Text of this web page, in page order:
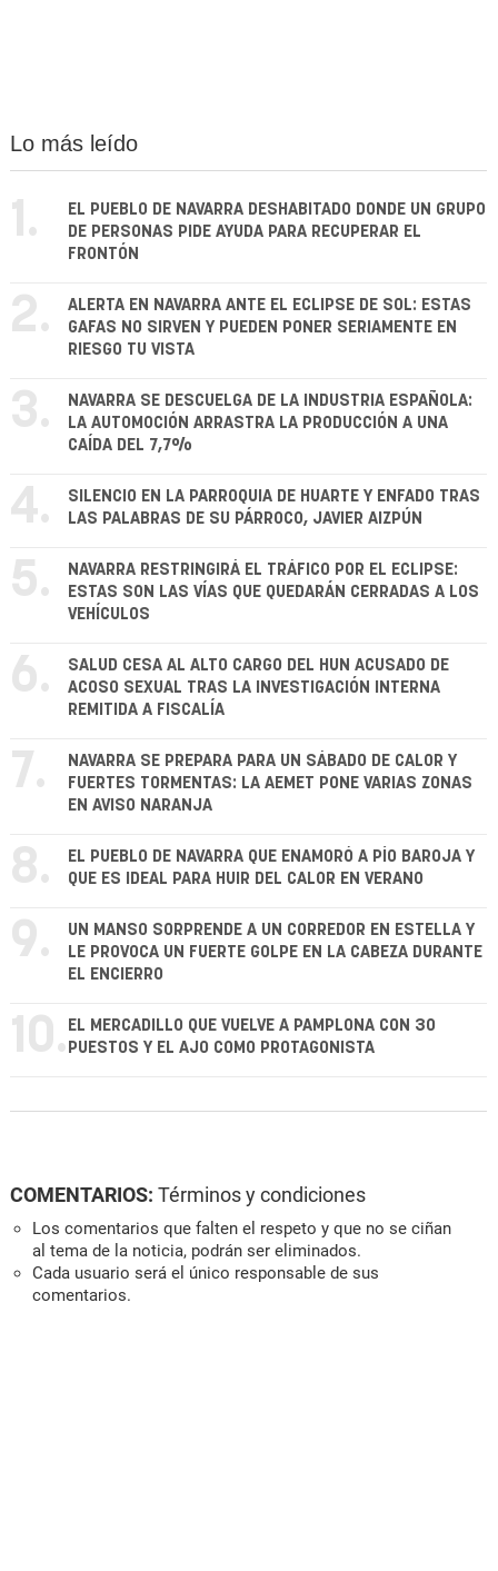
Lo más leído
1.
EL PUEBLO DE NAVARRA DESHABITADO DONDE UN GRUPO
DE PERSONAS PIDE AYUDA PARA RECUPERAR EL
FRONTÓN
2.
ALERTA EN NAVARRA ANTE EL ECLIPSE DE SOL: ESTAS
GAFAS NO SIRVEN Y PUEDEN PONER SERIAMENTE EN
RIESGO TU VISTA
3.
NAVARRA SE DESCUELGA DE LA INDUSTRIA ESPAÑOLA:
LA AUTOMOCIÓN ARRASTRA LA PRODUCCIÓN A UNA
CAÍDA DEL 7,7%
4.
SILENCIO EN LA PARROQUIA DE HUARTE Y ENFADO TRAS
LAS PALABRAS DE SU PÁRROCO, JAVIER AIZPÚN
5.
NAVARRA RESTRINGIRÁ EL TRÁFICO POR EL ECLIPSE:
ESTAS SON LAS VÍAS QUE QUEDARÁN CERRADAS A LOS
VEHÍCULOS
6.
SALUD CESA AL ALTO CARGO DEL HUN ACUSADO DE
ACOSO SEXUAL TRAS LA INVESTIGACIÓN INTERNA
REMITIDA A FISCALÍA
7.
NAVARRA SE PREPARA PARA UN SÁBADO DE CALOR Y
FUERTES TORMENTAS: LA AEMET PONE VARIAS ZONAS
EN AVISO NARANJA
8.
EL PUEBLO DE NAVARRA QUE ENAMORÓ A PÍO BAROJA Y
QUE ES IDEAL PARA HUIR DEL CALOR EN VERANO
9.
UN MANSO SORPRENDE A UN CORREDOR EN ESTELLA Y
LE PROVOCA UN FUERTE GOLPE EN LA CABEZA DURANTE
EL ENCIERRO
10. EL MERCADILLO QUE VUELVE A PAMPLONA CON 30
PUESTOS Y EL AJO COMO PROTAGONISTA
COMENTARIOS: Términos y condiciones
Los comentarios que falten el respeto y que no se ciñan
al tema de la noticia, podrán ser eliminados.
Cada usuario será el único responsable de sus
comentarios.